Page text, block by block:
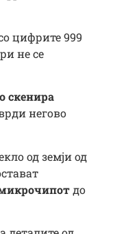
цифрите 999
не се
скенира
негово
од земји од
до